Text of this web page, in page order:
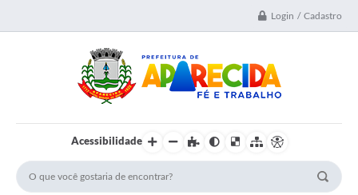
Login / Cadastro
Acessibilidade